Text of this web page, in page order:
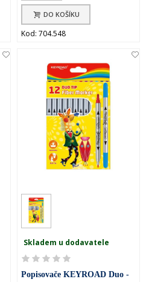
DO KOŠÍKU
Kod: 704.548
Skladem u dodavatele
Popisovače KEYROAD Duo -